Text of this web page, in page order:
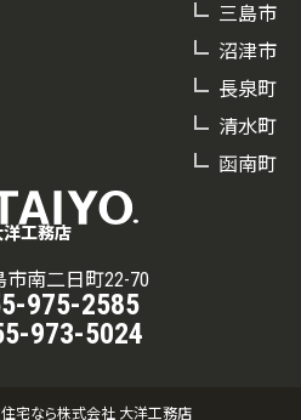
洋工務店
南二日町22-70
975-2585
973-5024
三島市
沼津市
長泉町
清水町
函南町
宅なら株式会社 大洋工務店